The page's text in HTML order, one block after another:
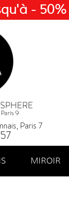
9
Paris 7
MIROIR
-